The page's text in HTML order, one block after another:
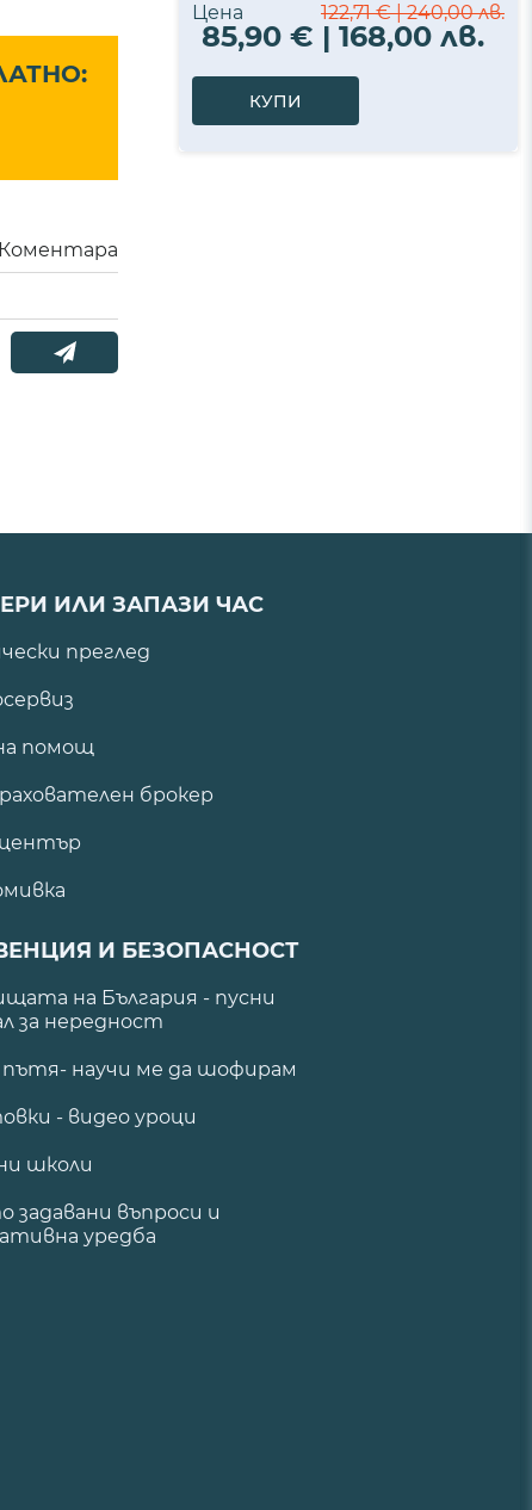
Коментара
Цена 122,71 € | 240,00 лв.
85,90 € | 168,00 лв.
КУПИ
ИЛИ ЗАПАЗИ ЧАС
преглед
помощ
брокер
център
И БЕЗОПАСНОСТ
на България - пусни
за нередност
пътя- научи ме да шофирам
- видео уроци
школи
задавани въпроси и
уредба